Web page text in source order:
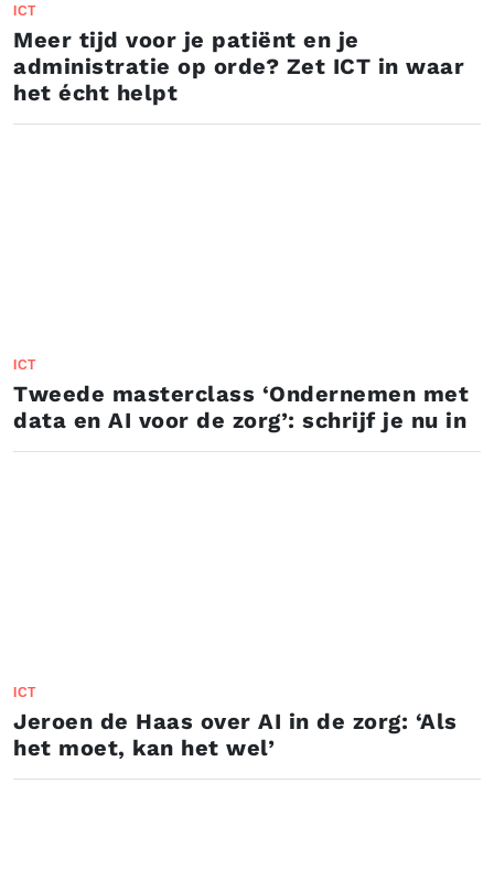
ICT
Meer tijd voor je patiënt en je
administratie op orde? Zet ICT in waar
het écht helpt
ICT
Tweede masterclass ‘Ondernemen met
data en AI voor de zorg’: schrijf je nu in
ICT
Jeroen de Haas over AI in de zorg: ‘Als
het moet, kan het wel’